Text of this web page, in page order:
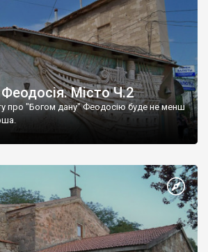
Місто Ч.2
про "Богом дану" Феодосію буде не менш